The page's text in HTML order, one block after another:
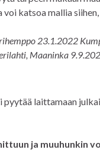
katsoa mallia
23.1.2022
Maaninka
laittamaan
ja muuhunkin